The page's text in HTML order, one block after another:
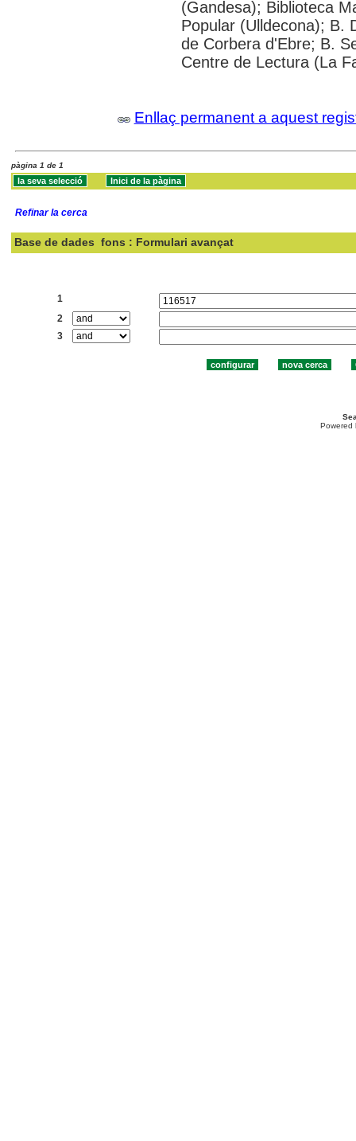
(Gandesa); Biblioteca
Popular (Ulldecona); B.
de Corbera d'Ebre; B.
Centre de Lectura (La
Enllaç permanent a aquest
pàgina 1 de 1
Refinar la cerca
Base de dades fons : Formulari avançat
1
2
3